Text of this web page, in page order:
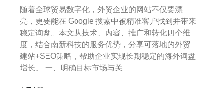
随着全球贸易数字化，外贸企业的网站不仅要漂
亮，更要能在 Google 搜索中被精准客户找到并带来
稳定询盘。本文从技术、内容、推广和转化四个维
度，结合南新科技的服务优势，分享可落地的外贸
建站+SEO策略，帮助企业实现长期稳定的海外询盘
增长。 一、明确目标市场与关